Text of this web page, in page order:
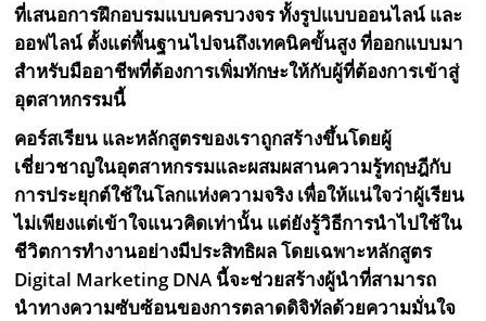
ที่เสนอการฝึกอบรมแบบครบวงจร ทั้งรูปแบบออนไลน์ และ
ออฟไลน์ ตั้งแต่พื้นฐานไปจนถึงเทคนิคขั้นสูง ที่ออกแบบมา
สำหรับมืออาชีพที่ต้องการเพิ่มทักษะให้กับผู้ที่ต้องการเข้าสู่
อุตสาหกรรมนี้
คอร์สเรียน และหลักสูตรของเราถูกสร้างขึ้นโดยผู้
เชี่ยวชาญในอุตสาหกรรมและผสมผสานความรู้ทฤษฎีกับ
การประยุกต์ใช้ในโลกแห่งความจริง เพื่อให้แน่ใจว่าผู้เรียน
ไม่เพียงแต่เข้าใจแนวคิดเท่านั้น แต่ยังรู้วิธีการนำไปใช้ใน
ชีวิตการทำงานอย่างมีประสิทธิผล โดยเฉพาะหลักสูตร
Digital Marketing DNA นี้จะช่วยสร้างผู้นำที่สามารถ
นำทางความซับซ้อนของการตลาดดิจิทัลด้วยความมั่นใจ